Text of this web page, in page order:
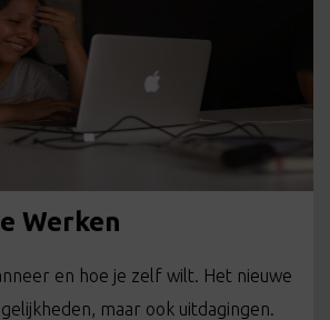
Werken
en hoe je zelf wilt. Het nieuwe
maar ook uitdagingen.